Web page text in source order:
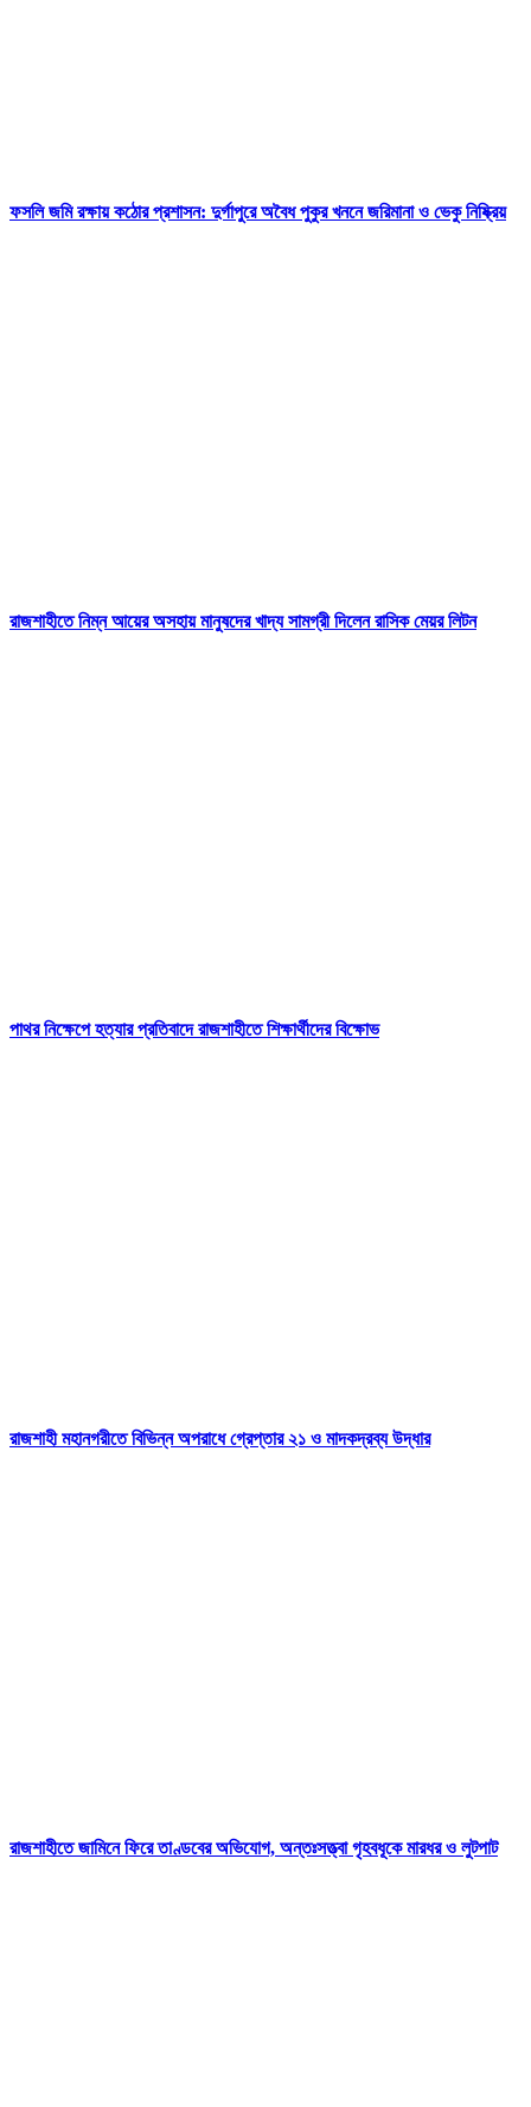
ফসলি জমি রক্ষায় কঠোর প্রশাসন: দুর্গাপুরে অবৈধ পুকুর খননে জরিমানা ও ভেকু নিষ্ক্রিয়
রাজশাহীতে নিম্ন আয়ের অসহায় মানুষদের খাদ্য সামগ্রী দিলেন রাসিক মেয়র লিটন
পাথর নিক্ষেপে হত্যার প্রতিবাদে রাজশাহীতে শিক্ষার্থীদের বিক্ষোভ
রাজশাহী মহানগরীতে বিভিন্ন অপরাধে গ্রেপ্তার ২১ ও মাদকদ্রব্য উদ্ধার
রাজশাহীতে জামিনে ফিরে তাণ্ডবের অভিযোগ, অন্তঃসত্ত্বা গৃহবধূকে মারধর ও লুটপাট